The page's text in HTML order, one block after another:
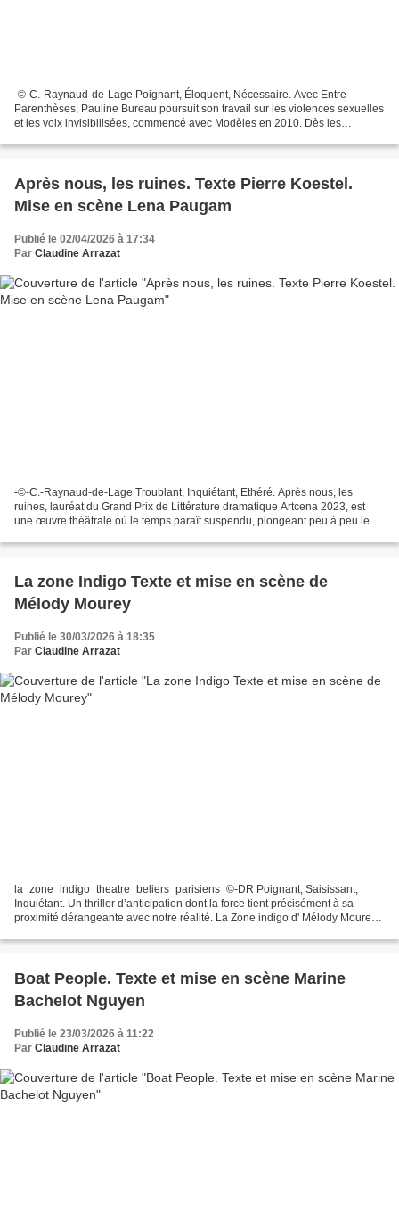
-©-C.-Raynaud-de-Lage Poignant, Éloquent, Nécessaire. Avec Entre
Parenthèses, Pauline Bureau poursuit son travail sur les violences sexuelles
et les voix invisibilisées, commencé avec Modèles en 2010. Dès les
Après nous, les ruines. Texte Pierre Koestel.
Mise en scène Lena Paugam
Publié le 02/04/2026 à 17:34
Par Claudine Arrazat
-©-C.-Raynaud-de-Lage Troublant, Inquiétant, Ethéré. Après nous, les
ruines, lauréat du Grand Prix de Littérature dramatique Artcena 2023, est
une œuvre théâtrale où le temps paraît suspendu, plongeant peu à peu le
La zone Indigo Texte et mise en scène de
Mélody Mourey
Publié le 30/03/2026 à 18:35
Par Claudine Arrazat
la_zone_indigo_theatre_beliers_parisiens_©-DR Poignant, Saisissant,
Inquiétant. Un thriller d’anticipation dont la force tient précisément à sa
proximité dérangeante avec notre réalité. La Zone indigo d' Mélody Mourey,
Boat People. Texte et mise en scène Marine
Bachelot Nguyen
Publié le 23/03/2026 à 11:22
Par Claudine Arrazat